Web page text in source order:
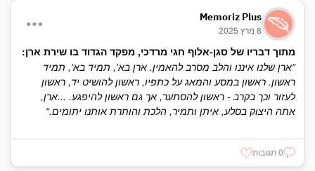
Memoriz Plus
8 מרץ 2025
מתוך דבריו של סגן-אלוף חגי מרדכי, מפקד הגדוד בו שירת ארן:
"ארן שלנו איננו והלב מסרב להאמין. ארן בא', תמיד בא', תמיד
ראשון. ראשון במסע והמאג על כתפיו, ראשון להושיט יד, ראשון
לעזור וכך בקרב - ראשון להסתער, אך גם ראשון להיפגע. ...ארן,
אתה היצוק בסלע, איתן ותמיר, הלכת והותרת אותנו יתומים."
0 תגובות